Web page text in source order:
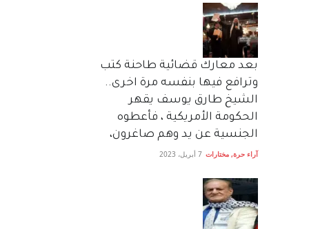
بعد معارك قضائية طاحنة كتب
وترافع فيها بنفسه مرة اخرى..
الشيخ طارق يوسف يقهر
الحكومة الأمريكية ، فأعطوه
الجنسية عن يد وهم صاغرون،
آراء حرة, مختارات 7 أبريل، 2023